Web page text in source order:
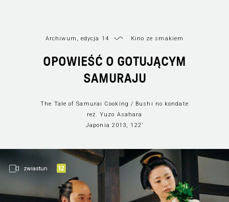
Archiwum, edycja 14 Kino ze smakiem
OPOWIEŚĆ O GOTUJĄCYM
SAMURAJU
The Tale of Samurai Cooking / Bushi no kondate
reż. Yuzo Asahara
Japonia 2013, 122’
zwiastun